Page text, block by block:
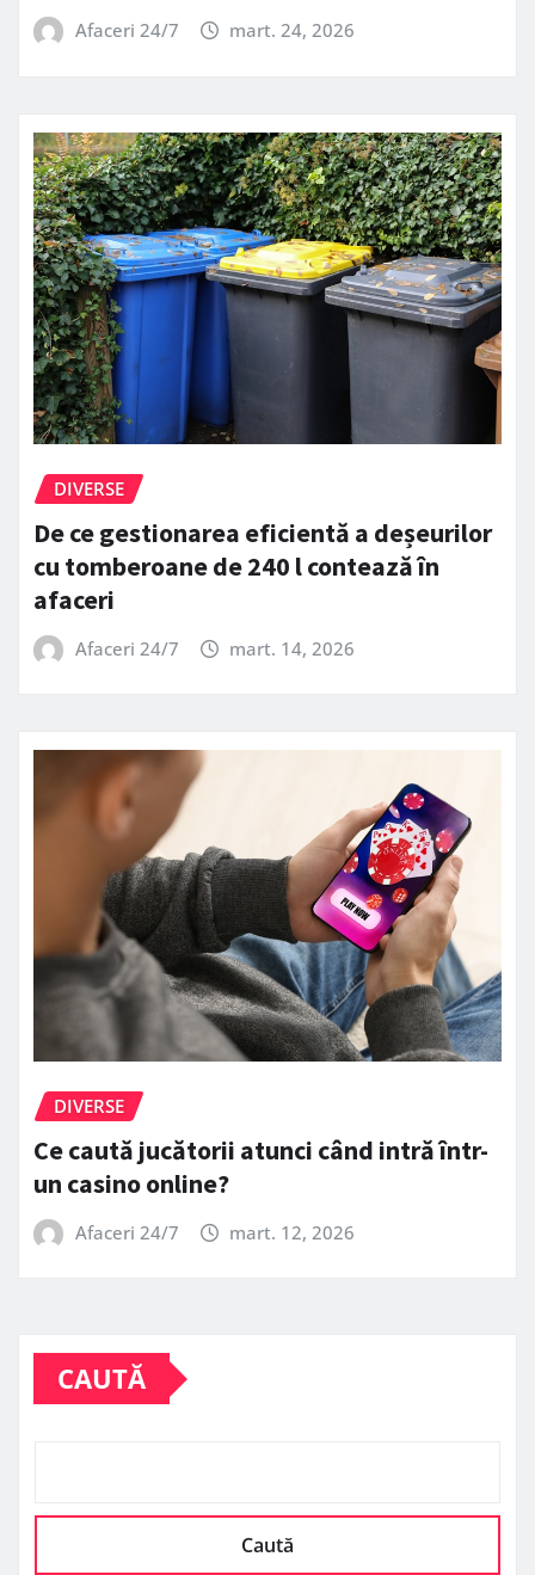
Afaceri 24/7 mart. 24, 2026
DIVERSE
De ce gestionarea eficientă a deșeurilor
cu tomberoane de 240 l contează în
afaceri
Afaceri 24/7 mart. 14, 2026
DIVERSE
Ce caută jucătorii atunci când intră într-
un casino online?
Afaceri 24/7 mart. 12, 2026
CAUTĂ
Caută